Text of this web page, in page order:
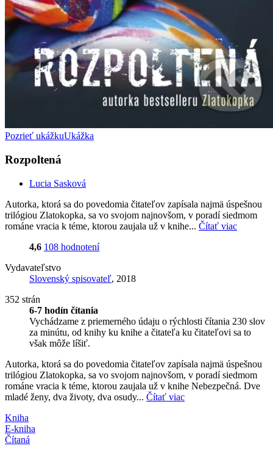
Pozrieť ukážkuUkážka
Rozpoltená
Lucia Sasková
Autorka, ktorá sa do povedomia čitateľov zapísala najmä úspešnou
trilógiou Zlatokopka, sa vo svojom najnovšom, v poradí siedmom
románe vracia k téme, ktorou zaujala už v knihe... Čítať viac
4,6 108 hodnotení
Vydavateľstvo
Slovenský spisovateľ, 2018
352 strán
6-7 hodín čítania
Vychádzame z priemerného údaju o rýchlosti čítania 230 slov
za minútu, od knihy ku knihe a čitateľa ku čitateľovi sa to
však môže líšiť.
Autorka, ktorá sa do povedomia čitateľov zapísala najmä úspešnou
trilógiou Zlatokopka, sa vo svojom najnovšom, v poradí siedmom
románe vracia k téme, ktorou zaujala už v knihe Nebezpečná. Dve
mladé ženy, dva životy, dva osudy... Čítať viac
Kniha
E-kniha
Čítaná